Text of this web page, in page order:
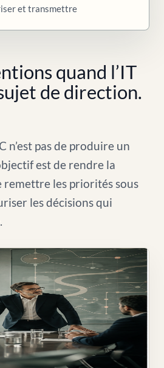
et transmettre
quand l’IT
de direction.
n’est pas de produire un
est de rendre la
remettre les priorités sous
les décisions qui